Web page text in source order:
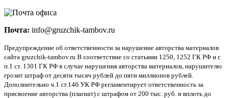
Почта: info@gruzchik-tambov.ru
Предупреждение об ответственности за нарушение авторства материалов
сайта gruzchik-tambov.ru В соответствие со статьями 1250, 1252 ГК РФ и с
п.1 ст. 1301 ГК РФ в случае нарушения авторства материалов, нарушителю
грозит штраф от десяти тысяч рублей до пяти миллионов рублей.
Дополнительно ч.1 ст.146 УК РФ регламентирует ответственность за
присвоение авторства (плагиат) с штрафом от 200 тыс. руб. и вплоть до